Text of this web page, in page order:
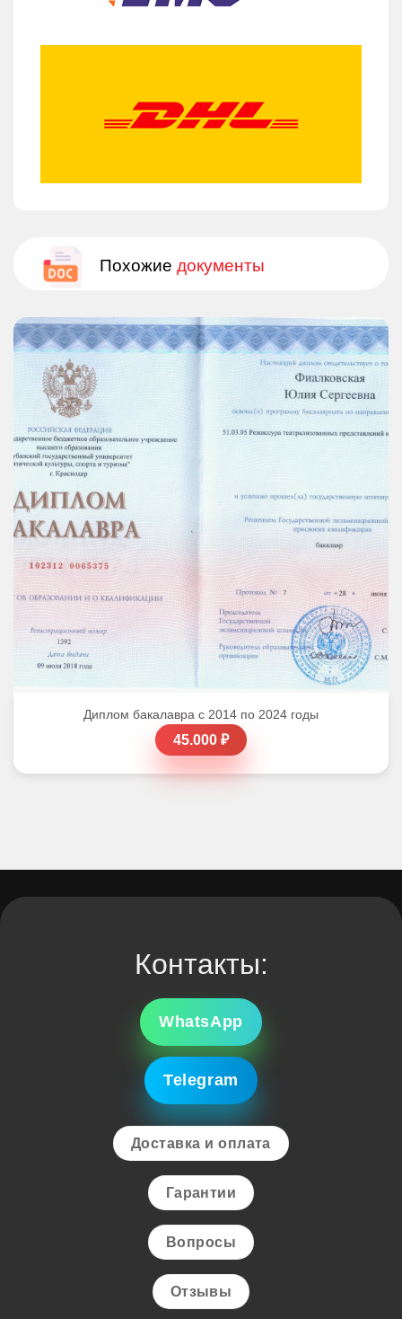
Похожие документы
Диплом бакалавра с 2014 по 2024 годы
45.000 ₽
Контакты:
WhatsApp
Telegram
Доставка и оплата
Гарантии
Вопросы
Отзывы